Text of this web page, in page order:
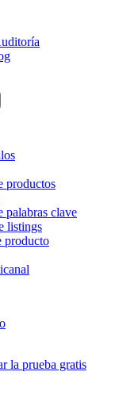
productos
palabras clave
listings
producto
la prueba gratis